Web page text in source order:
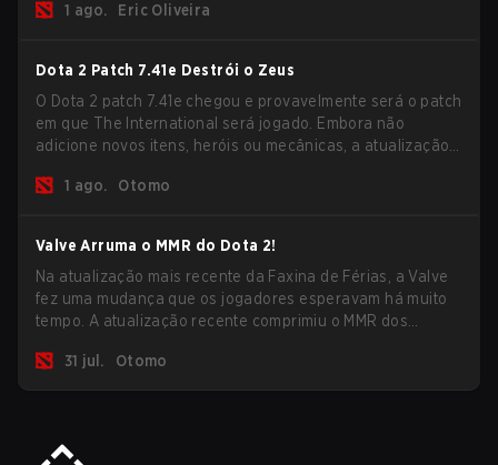
jogo e agora todos os jogadores podem vincular teclas de
1 ago. Eric Oliveira
Dota 2 Patch 7.41e Destrói o Zeus
O Dota 2 patch 7.41e chegou e provavelmente será o patch
em que The International será jogado. Embora não
adicione novos itens, heróis ou mecânicas, a atualização
maiores problemas do jogo.
1 ago. Otomo
Valve Arruma o MMR do Dota 2!
Na atualização mais recente da Faxina de Férias, a Valve
fez uma mudança que os jogadores esperavam há muito
tempo. A atualização recente comprimiu o MMR dos
31 jul.
Otomo